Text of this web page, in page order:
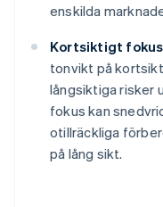
enskilda
Kortsiktigt
tonvikt på
långsiktiga risker
fokus kan
otillräckliga
på lång sikt.
Australien
English
Belgien
Nederlands Français
Brasilien
PortuguêsEnglish
Bulgarien